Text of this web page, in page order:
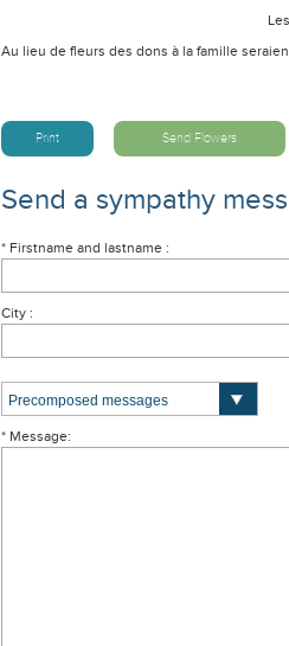
Au lieu de fleurs des dons à la famille
Print Send Flowers
Send a sympathy
* Firstname and lastname :
City :
* Message: